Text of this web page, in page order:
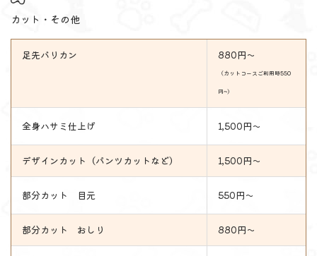
カット・その他
足先バリカン 880円～
（カットコースご利用時550
円~）
全身ハサミ仕上げ 1,500円～
デザインカット（パンツカットなど） 1,500円～
部分カット 目元 550円～
部分カット おしり 880円～